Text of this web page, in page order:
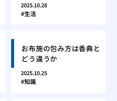
2025.10.28
生活
お布施の包み方は香典と
どう違うか
2025.10.25
知識